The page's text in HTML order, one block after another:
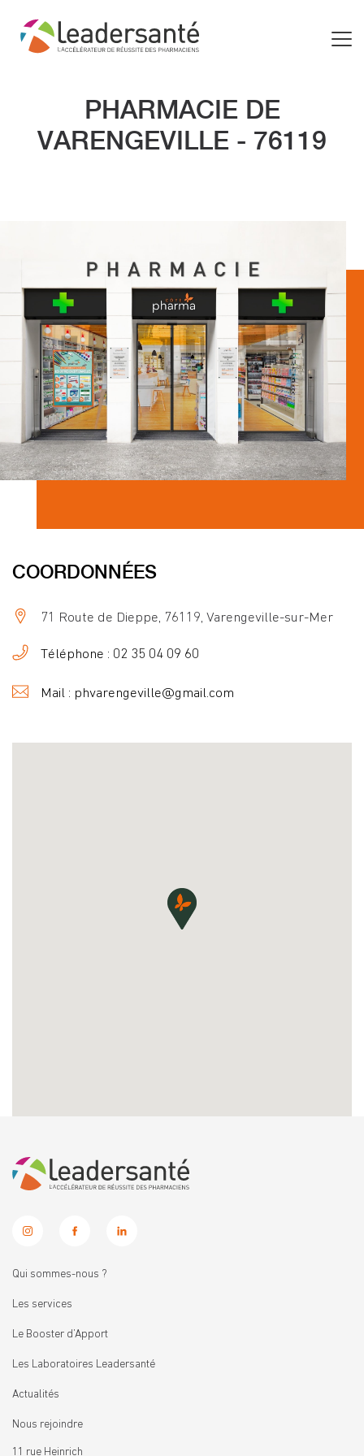
PHARMACIE DE
VARENGEVILLE - 76119
COORDONNÉES
71 Route de Dieppe, 76119, Varengeville-sur-Mer
Téléphone : 02 35 04 09 60
Mail : phvarengeville@gmail.com
Qui sommes-nous ?
Les services
Le Booster d’Apport
Les Laboratoires Leadersanté
Actualités
Nous rejoindre
11 rue Heinrich